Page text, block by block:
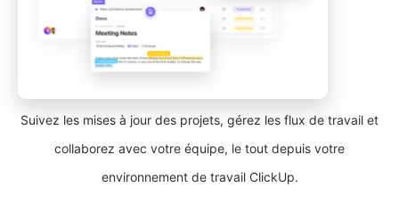
Suivez les mises à jour des projets, gérez les flux de travail et
collaborez avec votre équipe, le tout depuis votre
environnement de travail ClickUp.